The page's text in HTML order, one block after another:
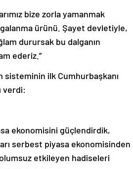
bize zorla yamanmak
ürünü. Şayet devletiyle,
durursak bu dalganın
ederiz.”
sisteminin ilk Cumhurbaşkanı
verdi:
ekonomisini güçlendirdik,
serbest piyasa ekonomisinden
etkileyen hadiseleri